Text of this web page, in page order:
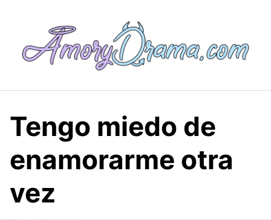
Tengo miedo de
enamorarme otra
vez